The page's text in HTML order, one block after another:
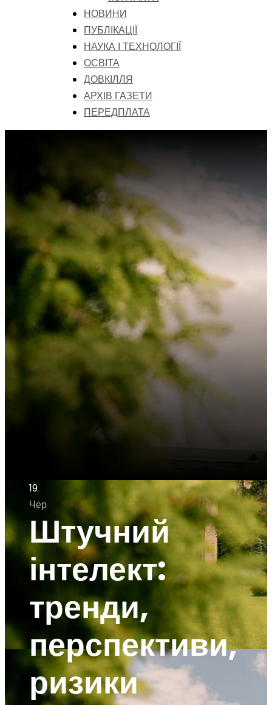
НОВИНИ
ПУБЛІКАЦІЇ
НАУКА І ТЕХНОЛОГІЇ
ОСВІТА
ДОВКІЛЛЯ
АРХІВ ГАЗЕТИ
ПЕРЕДПЛАТА
19
Чер
Штучний
інтелект:
тренди,
перспективи,
ризики